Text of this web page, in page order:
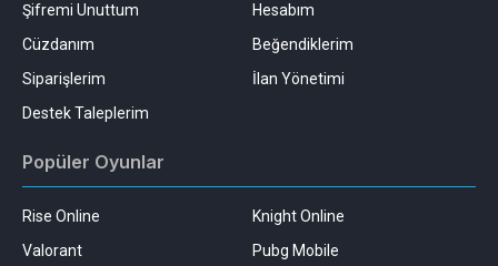
Şifremi Unuttum
Hesabım
Cüzdanım
Beğendiklerim
Siparişlerim
İlan Yönetimi
Destek Taleplerim
Popüler Oyunlar
Rise Online
Knight Online
Valorant
Pubg Mobile